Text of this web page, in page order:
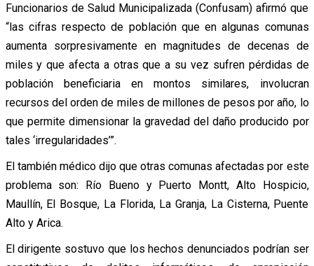
Funcionarios de Salud Municipalizada (Confusam) afirmó que
“las cifras respecto de población que en algunas comunas
aumenta sorpresivamente en magnitudes de decenas de
miles y que afecta a otras que a su vez sufren pérdidas de
población beneficiaria en montos similares, involucran
recursos del orden de miles de millones de pesos por año, lo
que permite dimensionar la gravedad del daño producido por
tales ‘irregularidades’”.
El también médico dijo que otras comunas afectadas por este
problema son: Río Bueno y Puerto Montt, Alto Hospicio,
Maullín, El Bosque, La Florida, La Granja, La Cisterna, Puente
Alto y Arica.
El dirigente sostuvo que los hechos denunciados podrían ser